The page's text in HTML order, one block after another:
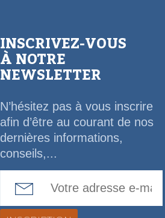
INSCRIVEZ-VOUS
À NOTRE
NEWSLETTER
N’hésitez pas à vous inscrire
afin d’être au courant de nos
dernières informations,
conseils,...